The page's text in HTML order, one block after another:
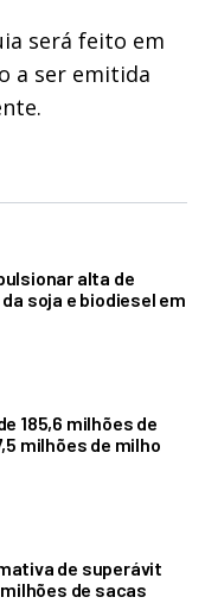
será feito em
a ser emitida
alta de
soja e biodiesel em
185,6 milhões de
milhões de milho
de superávit
de sacas